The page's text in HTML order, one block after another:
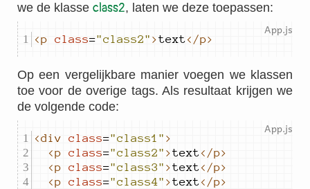
we de klasse class2, laten we deze toepassen:
<p class="class2" >text</p>
Op een vergelijkbare manier voegen we klassen
toe voor de overige tags. Als resultaat krijgen we
de volgende code:
<div class="class1" >
<p class="class2" >text</p>
<p class="class3" >text</p>
<p class="class4" >text</p>